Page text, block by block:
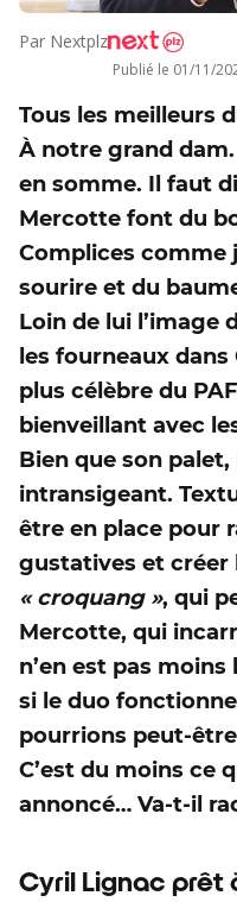
Par Nextplz
Publié le 01/11/
Tous les meilleurs
À notre grand
en somme. Il faut
Mercotte font du
Complices comme
sourire et du
Loin de lui l’image
les fourneaux
plus célèbre du
bienveillant avec
Bien que son
intransigeant.
être en place pour
gustatives et créer
« croquang », qui
Mercotte, qui
n’en est pas
si le duo
pourrions peut-
C’est du moins ce
annoncé… Va-t-il
Cyril Lignac prêt